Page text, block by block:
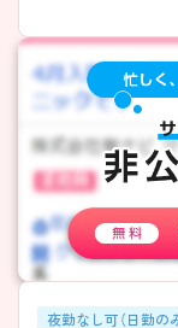
夜勤なし可（日勤の